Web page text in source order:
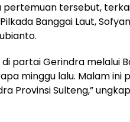
pertemuan tersebut,
Banggai Laut,
partai Gerindra melalui
minggu lalu. Malam ini
Provinsi Sulteng,”